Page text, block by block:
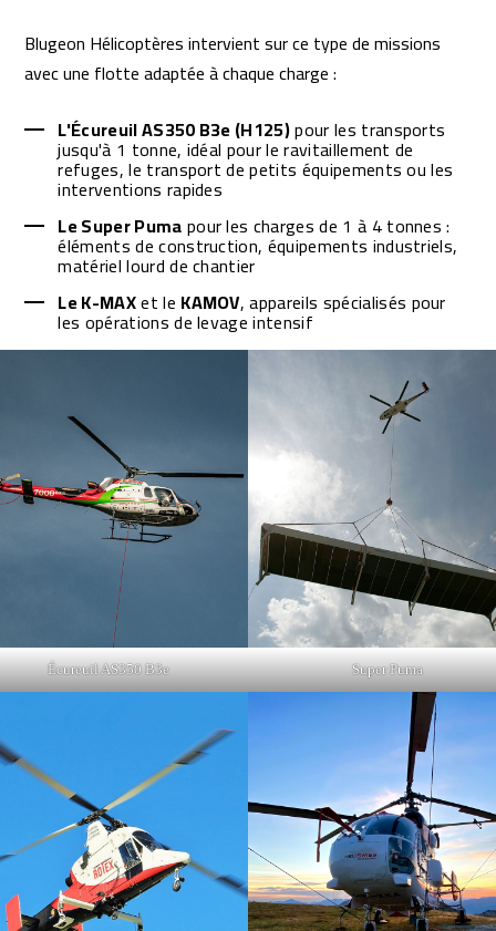
Blugeon Hélicoptères intervient sur ce type de missions
avec une flotte adaptée à chaque charge :
L'Écureuil AS350 B3e (H125)pour les transports
jusqu'à 1 tonne, idéal pour le ravitaillement de
refuges, le transport de petits équipements ou les
interventions rapides
Le Super Pumapour les charges de 1 à 4 tonnes :
éléments de construction, équipements industriels,
matériel lourd de chantier
Le K-MAXet le KAMOV, appareils spécialisés pour
les opérations de levage intensif
Écureuil AS350 B3e Super Puma